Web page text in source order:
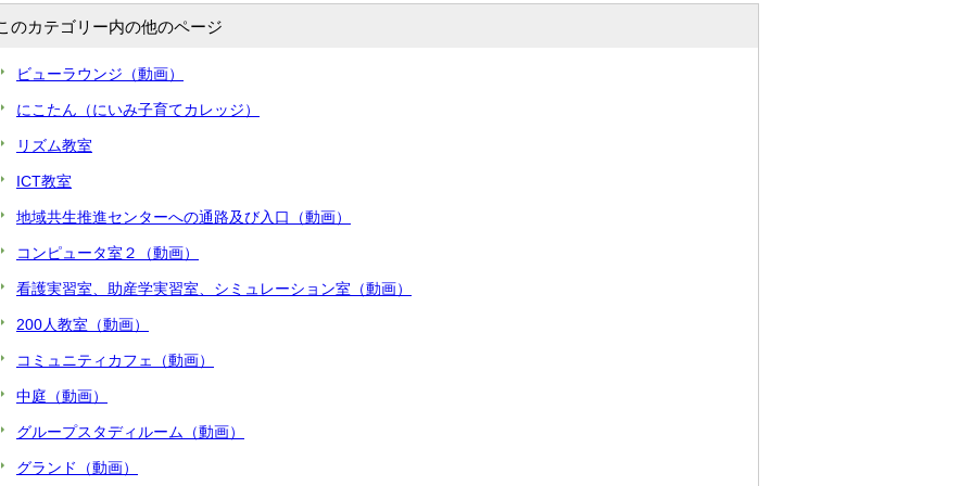
g
s
u
l
r
のカテゴリー内の他のページ
ビューラウンジ（動画）
にこたん（にいみ子育てカレッジ）
リズム教室
ICT教室
地域共生推進センターへの通路及び入口（動画）
コンピュータ室２（動画）
看護実習室、助産学実習室、シミュレーション室（動画）
200人教室（動画）
コミュニティカフェ（動画）
中庭（動画）
グループスタディルーム（動画）
グランド（動画）